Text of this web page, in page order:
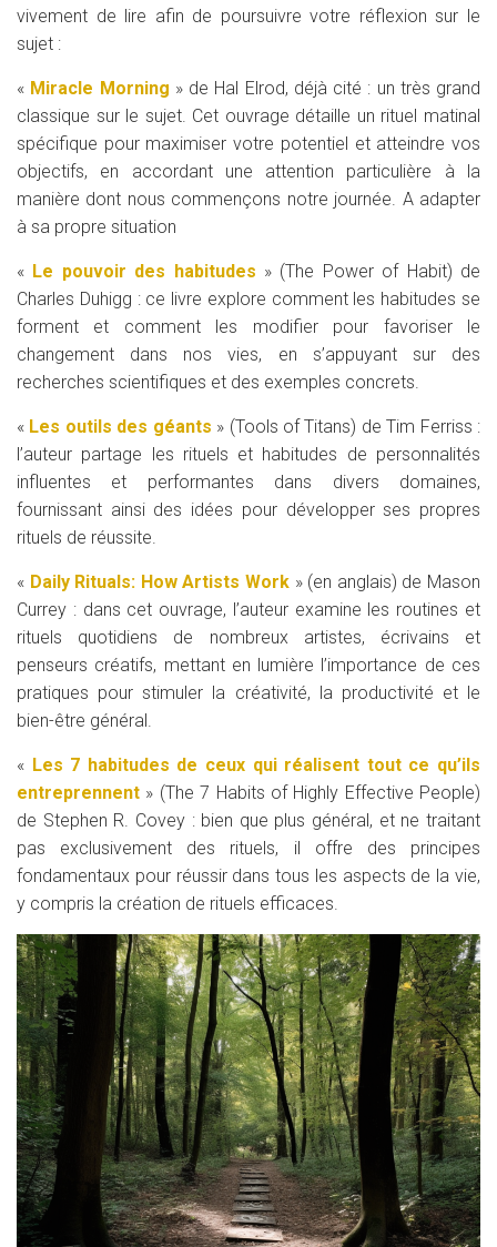
vivement de lire afin de poursuivre votre réflexion sur le
sujet :
« Miracle Morning » de Hal Elrod, déjà cité : un très grand
classique sur le sujet. Cet ouvrage détaille un rituel matinal
spécifique pour maximiser votre potentiel et atteindre vos
objectifs, en accordant une attention particulière à la
manière dont nous commençons notre journée. A adapter
à sa propre situation
« Le pouvoir des habitudes » (The Power of Habit) de
Charles Duhigg : ce livre explore comment les habitudes se
forment et comment les modifier pour favoriser le
changement dans nos vies, en s’appuyant sur des
recherches scientifiques et des exemples concrets.
« Les outils des géants » (Tools of Titans) de Tim Ferriss :
l’auteur partage les rituels et habitudes de personnalités
influentes et performantes dans divers domaines,
fournissant ainsi des idées pour développer ses propres
rituels de réussite.
« Daily Rituals: How Artists Work » (en anglais) de Mason
Currey : dans cet ouvrage, l’auteur examine les routines et
rituels quotidiens de nombreux artistes, écrivains et
penseurs créatifs, mettant en lumière l’importance de ces
pratiques pour stimuler la créativité, la productivité et le
bien-être général.
« Les 7 habitudes de ceux qui réalisent tout ce qu’ils
entreprennent » (The 7 Habits of Highly Effective People)
de Stephen R. Covey : bien que plus général, et ne traitant
pas exclusivement des rituels, il offre des principes
fondamentaux pour réussir dans tous les aspects de la vie,
y compris la création de rituels efficaces.